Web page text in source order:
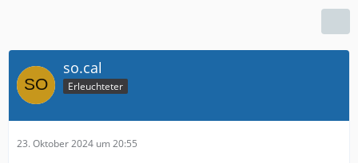
so.cal
Erleuchteter
23. Oktober 2024 um 20:55